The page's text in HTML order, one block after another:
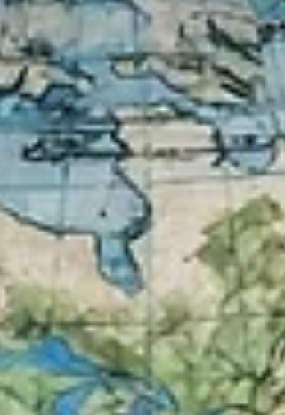
Congreso y las alianzas siguen
la política exterior más allá de quien
la Casa Blanca.